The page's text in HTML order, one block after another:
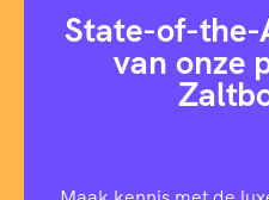
State-of-
van onze